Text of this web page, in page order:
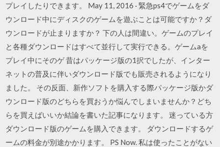
プレイしたりできます。 May 11, 2016 · 緊急ps4でゲームをダ
ウンロード中にディスクのゲームを遊ぶことは可能ですか？ダ
ウンロードが止まりますか？ 下の人は間違い。ゲームのプレイ
と各種ダウンロードはすべて並行して実行できる。ゲームaを
プレイ中にそのゲ 昔はパッケージ版の1択でしたが、インター
ネットの普及に伴いダウンロード版でも販売されるようになり
ました。 その反面、新作ソフトを購入する際パッケージ版かダ
ウンロード版のどちらを買おうか悩んでしまいませんか？どち
らを買えばいいか結論を書いた記事になります。 迷っている方
ダウンロード版のゲームを購入できます。 ダウンロードするゲ
ームの料金が別途かかります。 PS Now. 私は使ったことがない